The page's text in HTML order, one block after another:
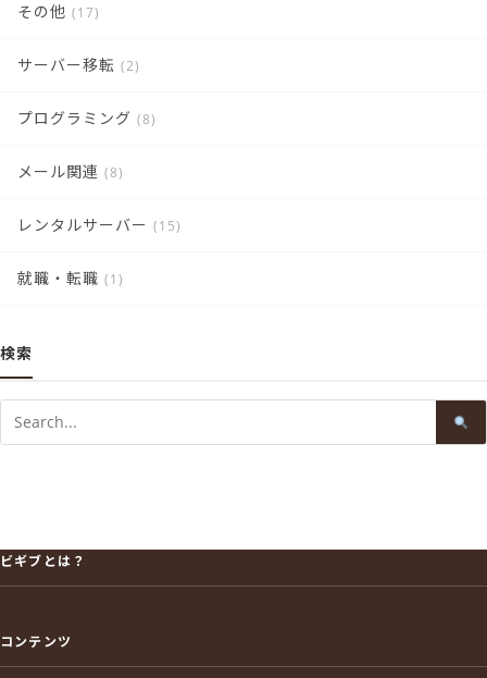
その他 (17)
サーバー移転 (2)
プログラミング (8)
メール関連 (8)
レンタルサーバー (15)
就職・転職 (1)
検索
Search
ビギブとは？
コンテンツ